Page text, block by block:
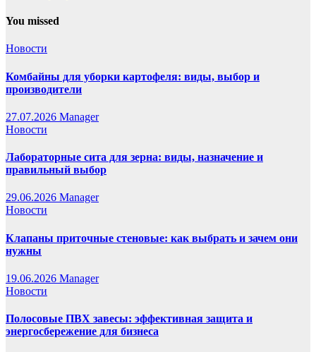
You missed
Новости
Комбайны для уборки картофеля: виды, выбор и
производители
27.07.2026 Manager
Новости
Лабораторные сита для зерна: виды, назначение и
правильный выбор
29.06.2026 Manager
Новости
Клапаны приточные стеновые: как выбрать и зачем они
нужны
19.06.2026 Manager
Новости
Полосовые ПВХ завесы: эффективная защита и
энергосбережение для бизнеса